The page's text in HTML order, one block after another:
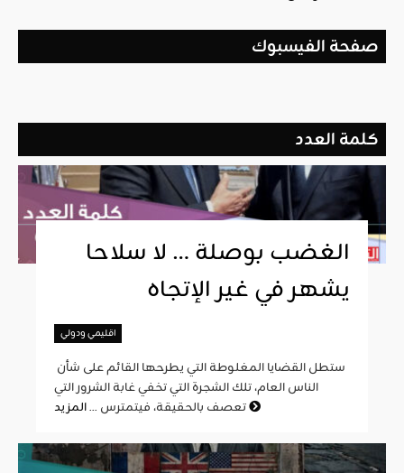
صفحة الفيسبوك
كلمة العدد
الغضب بوصلة … لا سلاحا
يشهر في غير الإتجاه
اقليمي ودولي
الناس العام، تلك الشجرة التي تخفي غابة الشرور التي
تعصف بالحقيقة، فيتمترس ...